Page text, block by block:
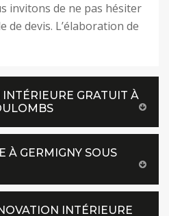
invitons de ne pas hésiter
de devis. L’élaboration de
GRATUIT À
À GERMIGNY SOUS
INTÉRIEURE